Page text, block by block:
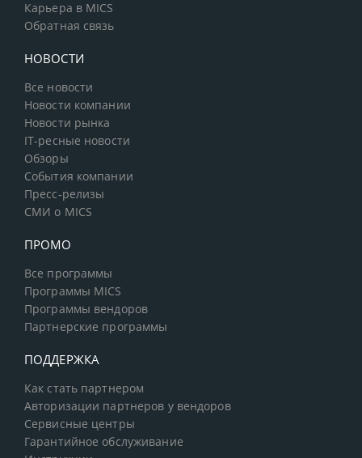
Карьера в MICS
Обратная связь
НОВОСТИ
Все новости
Новости компании
Новости рынка
IT-ресные новости
Обзоры
События компании
Пресс-релизы
СМИ о MICS
ПРОМО
Все программы
Программы MICS
Программы вендоров
Партнерские программы
ПОДДЕРЖКА
Как стать партнером
Авторизации партнеров у вендоров
Сервисные центры
Гарантийное обслуживание